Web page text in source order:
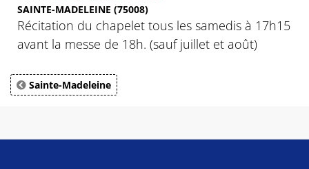
SAINTE-MADELEINE (75008)
Récitation du chapelet tous les samedis à 17h15
avant la messe de 18h. (sauf juillet et août)
Sainte-Madeleine